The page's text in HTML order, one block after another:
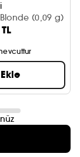
(0,09 g)
Ekle